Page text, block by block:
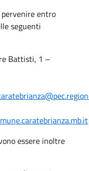
pervenire entro
seguenti
Battisti, 1 –
essere inoltre